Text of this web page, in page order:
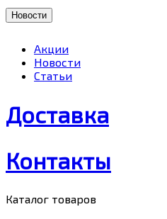
Новости
Акции
Новости
Статьи
Доставка
Контакты
Каталог товаров